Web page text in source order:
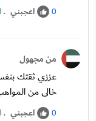
0 اعجبني .
من مجهول
عززي ثقتك
خالى من
0 اعجبني .